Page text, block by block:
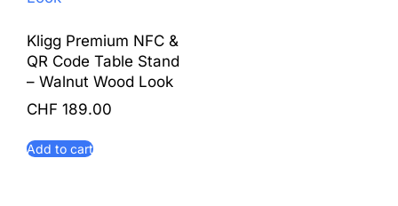
Kligg Premium NFC &
QR Code Table Stand
– Walnut Wood Look
CHF 189.00
Add to cart